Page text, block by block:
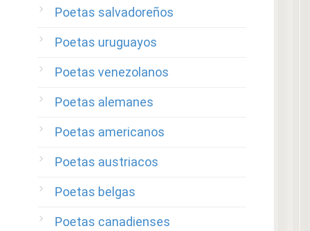
Poetas salvadoreños
Poetas uruguayos
Poetas venezolanos
Poetas alemanes
Poetas americanos
Poetas austriacos
Poetas belgas
Poetas canadienses